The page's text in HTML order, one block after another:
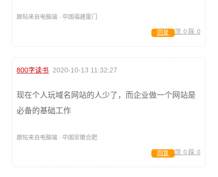
跟帖来自电脑端 · 中国福建厦门
顶: 0 踩: 0
回复
800字读书 2020-10-13 11:32:27
现在个人玩域名网站的人少了，而企业做一个网站是
必备的基础工作
跟帖来自电脑端 · 中国安徽合肥
顶: 0 踩: 0
回复